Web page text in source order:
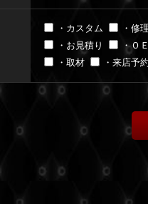
・カスタム ・修理
・お見積り
・Ｏ
・取材
・来店予約